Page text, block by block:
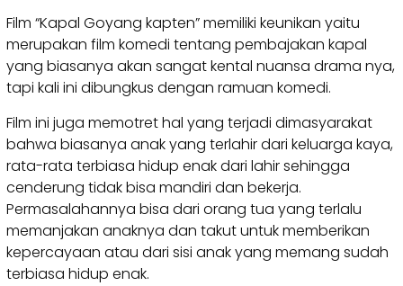
Film “Kapal Goyang kapten” memiliki keunikan yaitu
merupakan film komedi tentang pembajakan kapal
yang biasanya akan sangat kental nuansa drama nya,
tapi kali ini dibungkus dengan ramuan komedi.
Film ini juga memotret hal yang terjadi dimasyarakat
bahwa biasanya anak yang terlahir dari keluarga kaya,
rata-rata terbiasa hidup enak dari lahir sehingga
cenderung tidak bisa mandiri dan bekerja.
Permasalahannya bisa dari orang tua yang terlalu
memanjakan anaknya dan takut untuk memberikan
kepercayaan atau dari sisi anak yang memang sudah
terbiasa hidup enak.